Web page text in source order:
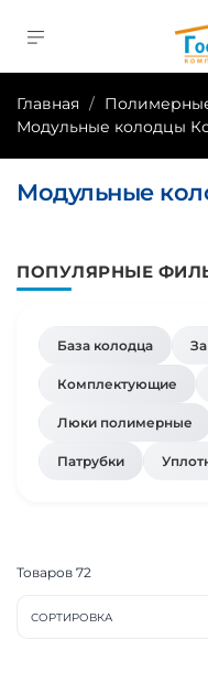
Главная
Модульные колодцы
Модульные
ПОПУЛЯРНЫЕ
База колодца
Комплектующие
Люки полимерные
Патрубки
Товаров 72
СОРТИРОВКА